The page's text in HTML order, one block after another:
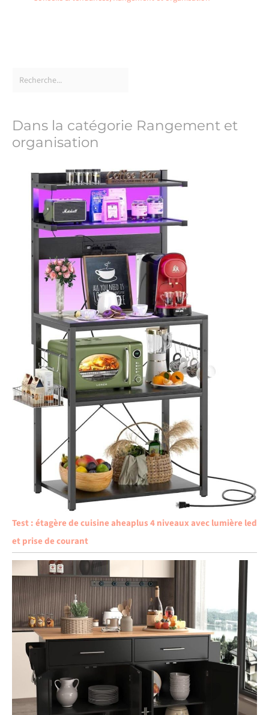
Dans la catégorie Rangement et
organisation
Test : étagère de cuisine aheaplus 4 niveaux avec lumière led
et prise de courant